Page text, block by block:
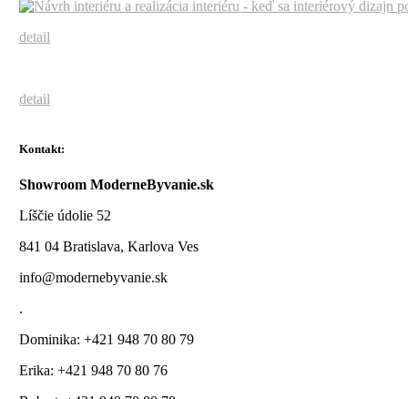
detail
detail
Kontakt:
Showroom ModerneByvanie.sk
Líščie údolie 52
841 04 Bratislava, Karlova Ves
info@modernebyvanie.sk
.
Dominika: +421 948 70 80 79
Erika: +421 948 70 80 76